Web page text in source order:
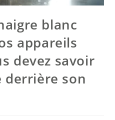
blanc
appareils
devez savoir
derrière son